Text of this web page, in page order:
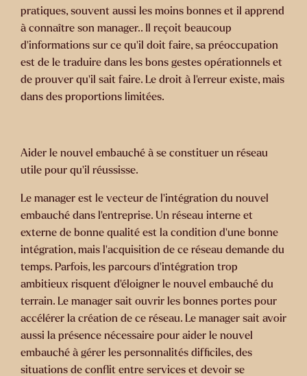
pratiques, souvent aussi les moins bonnes et il apprend
à connaître son manager.. Il reçoit beaucoup
d’informations sur ce qu’il doit faire, sa préoccupation
est de le traduire dans les bons gestes opérationnels et
de prouver qu’il sait faire. Le droit à l’erreur existe, mais
dans des proportions limitées.
Aider le nouvel embauché à se constituer un réseau
utile pour qu’il réussisse.
Le manager est le vecteur de l’intégration du nouvel
embauché dans l’entreprise. Un réseau interne et
externe de bonne qualité est la condition d’une bonne
intégration, mais l’acquisition de ce réseau demande du
temps. Parfois, les parcours d’intégration trop
ambitieux risquent d’éloigner le nouvel embauché du
terrain. Le manager sait ouvrir les bonnes portes pour
accélérer la création de ce réseau. Le manager sait avoir
aussi la présence nécessaire pour aider le nouvel
embauché à gérer les personnalités difficiles, des
situations de conflit entre services et devoir se